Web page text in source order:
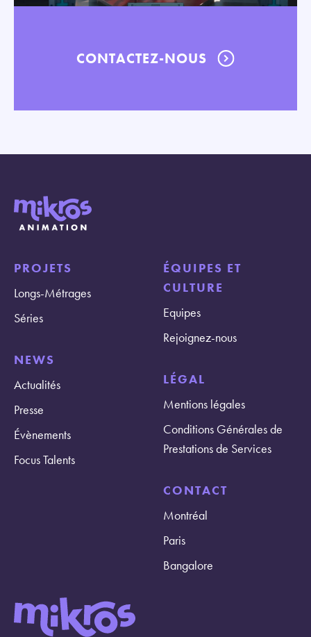
CONTACTEZ-NOUS
PROJETS
Longs-Métrages
Séries
NEWS
Actualités
Presse
Évènements
Focus Talents
ÉQUIPES ET
CULTURE
Equipes
Rejoignez-nous
LÉGAL
Mentions légales
Conditions Générales de
Prestations de Services
CONTACT
Montréal
Paris
Bangalore